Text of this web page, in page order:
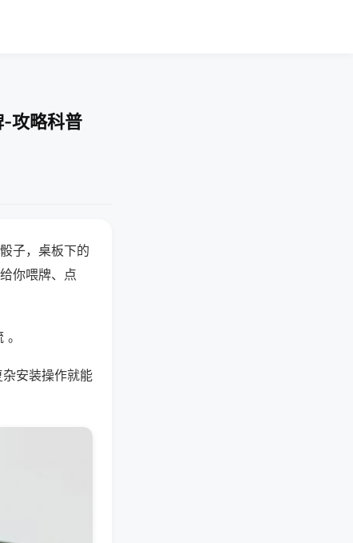
-攻略科普
子，桌板下的
你喂牌、点
安装操作就能